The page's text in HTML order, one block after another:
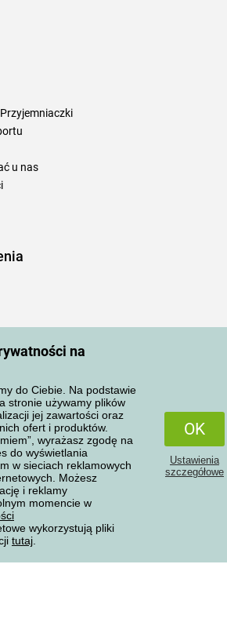
na
do Ciebie. Na podstawie
stronie używamy plików
jej zawartości oraz
ofert i produktów.
wyrażasz zgodę na
do wyświetlania
w sieciach reklamowych
Możesz
i reklamy
momencie w
wykorzystują pliki
tutaj
OK
Ustawienia
szczegółowe
u nas